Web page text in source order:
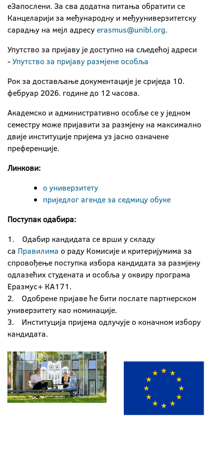
еЗапослени. За сва додатна питања обратити се
Канцеларији за међународну и међууниверзитетску
сарадњу на мејл адресу erasmus@unibl.org.
Упутство за пријаву је доступно на сљедећој адреси
-Упутство за пријаву размјене особља
Рок за достављање документације је сриједа 10.
фебруар 2026. године до 12 часова.
Академско и административно особље се у једном
семестру може пријавити за размјену на максимално
двије институције пријема уз јасно означене
преференције.
Линкови:
о универзитету
приједлог агенде за седмицу обуке
Поступак одабира:
1. Одабир кандидата се врши у складу
са Правилима о раду Комисије и критеријумима за
спровођење поступка избора кандидата за размјену
одлазећих студената и особља у оквиру програма
Еразмус+ КА171.
2. Одобрене пријаве ће бити послате партнерском
универзитету као номинације.
3. Институција пријема одлучује о коначном избору
кандидата.